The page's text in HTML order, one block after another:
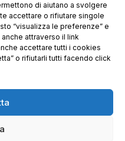
di aiutano a svolgere
accettare o rifiutare singole
“visualizza le preferenze” e
attraverso il link
accettare tutti i cookies
o rifiutarli tutti facendo click
FSC®